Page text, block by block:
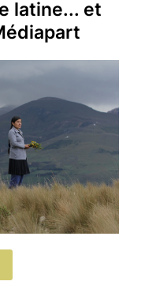
latine... et